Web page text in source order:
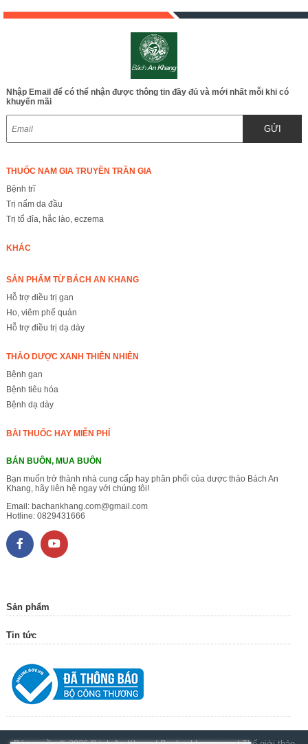
Nhập Email để có thể nhận được thông tin đầy đủ và mới nhất mỗi khi có
khuyến mãi
GỬI
THUỐC NAM GIA TRUYỀN TRẦN GIA
Bệnh trĩ
Trị nấm da đầu
Trị tổ đỉa, hắc lào, eczema
KHÁC
SẢN PHẨM TỪ BÁCH AN KHANG
Hỗ trợ điều trị gan
Ho, viêm phế quản
Hỗ trợ điều trị dạ dày
THẢO DƯỢC XANH THIÊN NHIÊN
Bệnh gan
Bệnh tiêu hóa
Bệnh dạ dày
BÀI THUỐC HAY MIỄN PHÍ
BÁN BUÔN, MUA BUÔN
Bạn muốn trở thành nhà cung cấp hay phân phối của dược thảo Bách An
Khang, hãy liên hệ ngay với chúng tôi!
Email: bachankhang.com@gmail.com
Hotline: 0829431666
Sản phẩm
Tin tức